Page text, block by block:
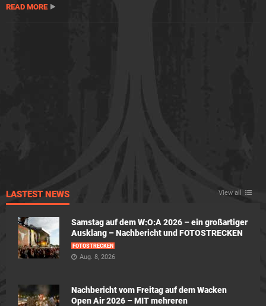
READ MORE
LASTEST NEWS View all
Samstag auf dem W:O:A 2026 – ein großartiger
Ausklang – Nachbericht und FOTOSTRECKEN
FOTOSTRECKEN
Aug. 8, 2026
Nachbericht vom Freitag auf dem Wacken
Open Air 2026 – MIT mehreren